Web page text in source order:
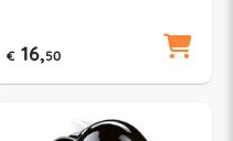
€ 16,50